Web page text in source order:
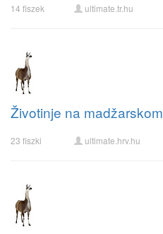
14 fiszek ultimate.tr.hu
Životinje na madžarskom
23 fiszki ultimate.hrv.hu